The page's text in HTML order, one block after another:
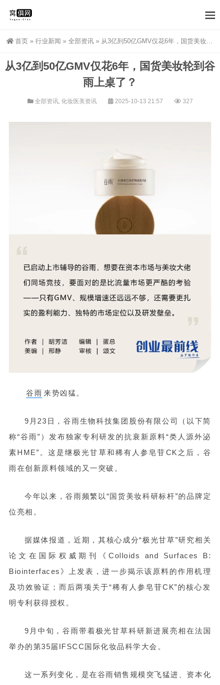
首页 » 行业新闻 » 全部资讯 » 从3亿到50亿GMV仅花6年，国货美妆轮到谷雨上桌了？
从3亿到50亿GMV仅花6年，国货美妆轮到谷
雨上桌了？
全部资讯, 化妆医美资讯 2025-10-13 21:57 327
谷雨 来势凶猛。
9月23日，谷雨生物科技集团股份有限公司（以下简
称“谷雨”）发布独家专利研发的抗衰新原料“类人源外泌
素HME”。这是继极光甘草和稀有人参皂苷CK之后 ，谷
雨在创新原料领域的又一突破。
今年以来，谷雨频繁以“国货美妆科研标杆”的品牌定
位亮相。
据媒体报道，近期，其核心成分“极光甘草”研究相关
论文在国际权威期刊《Colloids and Surfaces B:
Biointerfaces》上发表，进一步揭示该原料的作用机理
及功效验证；而后两项关于“稀有人参皂苷CK”的核心发
明专利获得授权。
9月中旬，谷雨带着极光甘草科研新进展亮相在法国
举办的第35届IFSCC国际化妆品科学大会。
这一系列变化，是在谷雨销售规模突飞猛进、资本化